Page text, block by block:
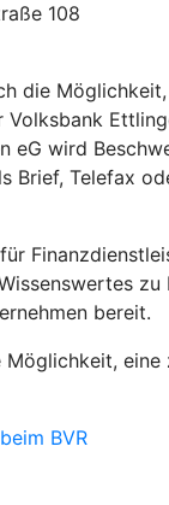
108
die
eG wird
Brief, Telefax
zu
bereit.
Möglichkeit,
BVR